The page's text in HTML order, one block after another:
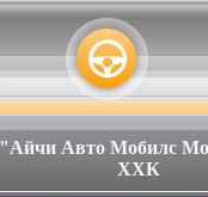
"Айчи Авто Мобилс
ХХК